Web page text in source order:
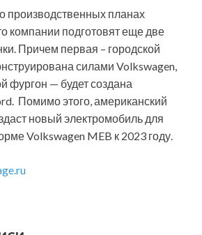
производственных планах
компании подготовят еще две
Причем первая – городской
силами Volkswagen,
фургон — будет создана
Помимо этого, американский
новый электромобиль для
Volkswagen MEB к 2023 году.